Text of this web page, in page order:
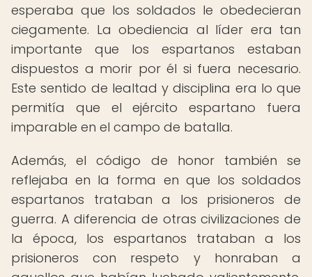
esperaba que los soldados le obedecieran
ciegamente. La obediencia al líder era tan
importante que los espartanos estaban
dispuestos a morir por él si fuera necesario.
Este sentido de lealtad y disciplina era lo que
permitía que el ejército espartano fuera
imparable en el campo de batalla.
Además, el código de honor también se
reflejaba en la forma en que los soldados
espartanos trataban a los prisioneros de
guerra. A diferencia de otras civilizaciones de
la época, los espartanos trataban a los
prisioneros con respeto y honraban a